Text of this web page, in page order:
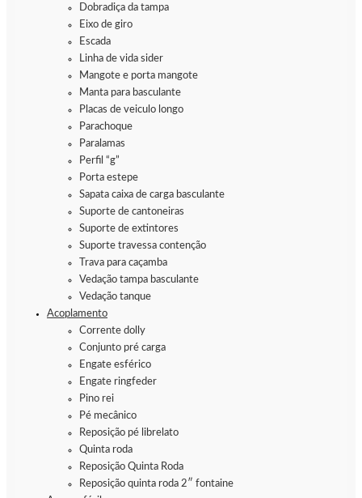
Dobradiça da tampa
Eixo de giro
Escada
Linha de vida sider
Mangote e porta mangote
Manta para basculante
Placas de veiculo longo
Parachoque
Paralamas
Perfil “g”
Porta estepe
Sapata caixa de carga basculante
Suporte de cantoneiras
Suporte de extintores
Suporte travessa contenção
Trava para caçamba
Vedação tampa basculante
Vedação tanque
Acoplamento
Corrente dolly
Conjunto pré carga
Engate esférico
Engate ringfeder
Pino rei
Pé mecânico
Reposição pé librelato
Quinta roda
Reposição Quinta Roda
Reposição quinta roda 2″ fontaine